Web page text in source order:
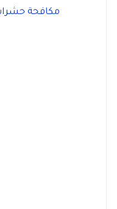
مكافحة